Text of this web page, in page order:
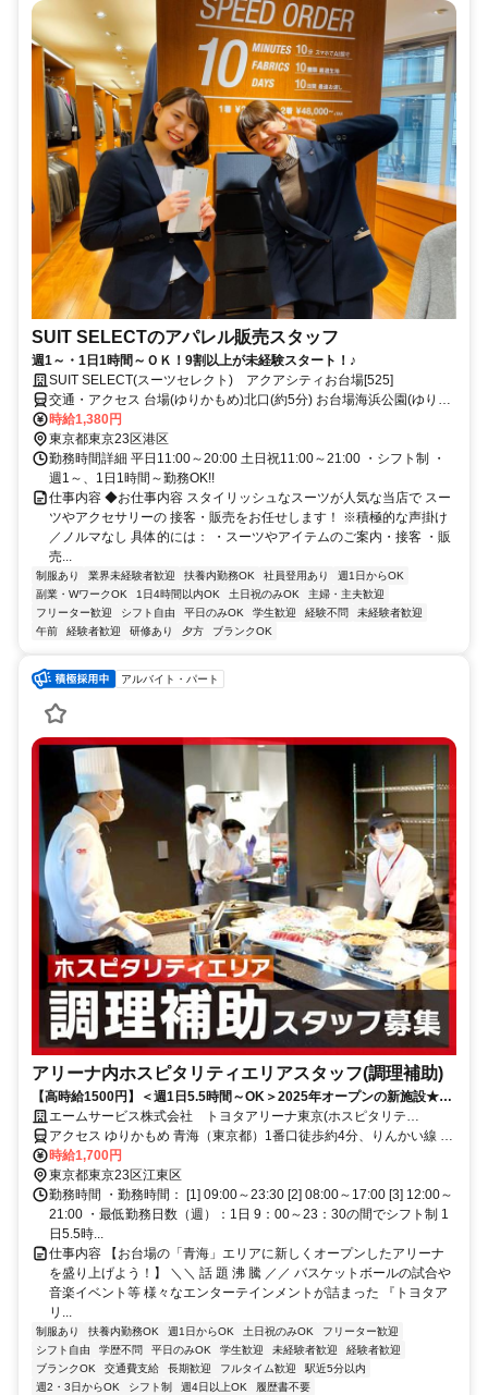
SUIT SELECTのアパレル販売スタッフ
週1～・1日1時間～ＯＫ！9割以上が未経験スタート！♪
SUIT SELECT(スーツセレクト) アクアシティお台場[525]
交通・アクセス 台場(ゆりかもめ)北口(約5分) お台場海浜公園(ゆりか
もめ)北口(約8分) 東京テレポート(りんかい線)B出口(約9分)
時給1,380円
東京都東京23区港区
勤務時間詳細 平日11:00～20:00 土日祝11:00～21:00 ・シフト制 ・
週1～、1日1時間～勤務OK!!
仕事内容 ◆お仕事内容 スタイリッシュなスーツが人気な当店で スー
ツやアクセサリーの 接客・販売をお任せします！ ※積極的な声掛け
／ノルマなし 具体的には： ・スーツやアイテムのご案内・接客 ・販
売...
制服あり 業界未経験者歓迎 扶養内勤務OK 社員登用あり
週1日からOK
副業・WワークOK
1日4時間以内OK 土日祝のみOK
主婦・主夫歓迎
フリーター歓迎
シフト自由 平日のみOK 学生歓迎 経験不問
未経験者歓迎
午前
経験者歓迎 研修あり 夕方 ブランクOK
アルバイト・パート
アリーナ内ホスピタリティエリアスタッフ(調理補助)
【高時給1500円】＜週1日5.5時間～OK＞2025年オープンの新施設★未
経験歓迎！家庭との両立◎
エームサービス株式会社 トヨタアリーナ東京(ホスピタリテ
ィ)-7497
アクセス ゆりかもめ 青海（東京都）1番口徒歩約4分、りんかい線 東
京テレポートA口徒歩約8分、ゆりかもめ 東京ビッグサイト（ゆりか
もめ）1番口徒歩約12分
時給1,700円
東京都東京23区江東区
勤務時間 ・勤務時間： [1] 09:00～23:30 [2] 08:00～17:00 [3] 12:00～
21:00 ・最低勤務日数（週）：1日 9：00～23：30の間でシフト制 1
日5.5時...
仕事内容 【お台場の「青海」エリアに新しくオープンしたアリーナ
を盛り上げよう！】 ＼＼ 話 題 沸 騰 ／／ バスケットボールの試合や
音楽イベント等 様々なエンターテインメントが詰まった 『トヨタア
リ...
制服あり 扶養内勤務OK 週1日からOK 土日祝のみOK
フリーター歓迎
シフト自由
学歴不問 平日のみOK 学生歓迎 未経験者歓迎
経験者歓迎
ブランクOK
交通費支給 長期歓迎 フルタイム歓迎
駅近5分以内
週2・3日からOK
シフト制 週4日以上OK 履歴書不要